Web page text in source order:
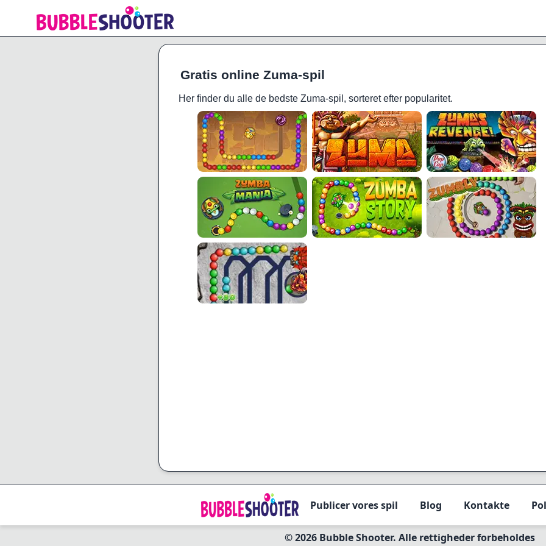
Gratis online Zuma-spil
Her finder du alle de bedste Zuma-spil, sorteret efter popularitet.
Publicer vores spil Blog Kontakte
© 2026 Bubble Shooter. Alle rettigheder forbeholdes